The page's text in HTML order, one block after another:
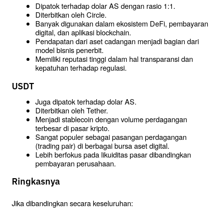
Dipatok terhadap dolar AS dengan rasio 1:1.
Diterbitkan oleh Circle.
Banyak digunakan dalam ekosistem DeFi, pembayaran
digital, dan aplikasi blockchain.
Pendapatan dari aset cadangan menjadi bagian dari
model bisnis penerbit.
Memiliki reputasi tinggi dalam hal transparansi dan
kepatuhan terhadap regulasi.
USDT
Juga dipatok terhadap dolar AS.
Diterbitkan oleh Tether.
Menjadi stablecoin dengan volume perdagangan
terbesar di pasar kripto.
Sangat populer sebagai pasangan perdagangan
(trading pair) di berbagai bursa aset digital.
Lebih berfokus pada likuiditas pasar dibandingkan
pembayaran perusahaan.
Ringkasnya
Jika dibandingkan secara keseluruhan: